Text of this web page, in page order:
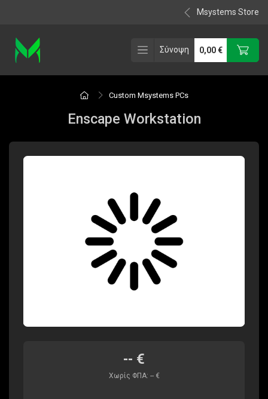
Msystems Store
Σύνοψη 0,00€
Custom Msystems PCs
Enscape Workstation
-- €
Χωρίς ΦΠΑ: --€